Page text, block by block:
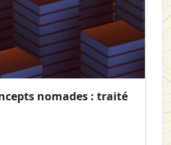
nomades : traité